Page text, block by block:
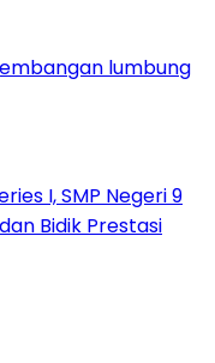
lumbung
I, SMP Negeri 9
Bidik Prestasi